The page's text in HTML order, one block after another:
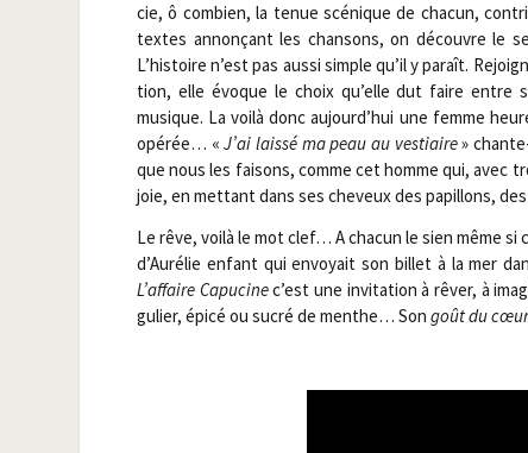
cie, ô com­bien, la tenue scé­nique de cha­cun,
textes annon­çant les chan­sons, on découvre le
L’histoire n’est pas aus­si simple qu’il y paraît.
tion, elle évoque le choix qu’elle dut faire entre
musique. La voi­là donc aujourd’hui une femme
opé­rée… «J’ai lais­sé ma peau au ves­tiaire»
que nous les fai­sons, comme cet homme qui, avec
joie, en met­tant dans ses che­veux des papillons,
Le rêve, voi­là le mot clef… A cha­cun le sien même
d’Aurélie enfant qui envoyait son billet à la mer
L’affaire Capu­cinec’est une invi­ta­tion à rêver, à
gu­lier, épi­cé ou sucré de menthe… Son goût du